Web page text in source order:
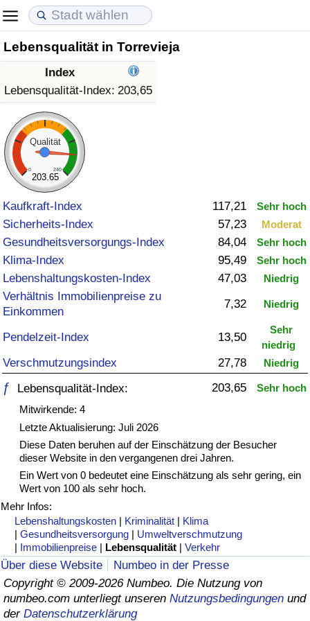
Lebensqualität in Torrevieja
Index
Lebensqualität-Index: 203,65
Qualität
0 240
203.65
Kaufkraft-Index 117,21 Sehr hoch
Sicherheits-Index 57,23 Moderat
Gesundheitsversorgungs-Index 84,04 Sehr hoch
Klima-Index 95,49 Sehr hoch
Lebenshaltungskosten-Index 47,03 Niedrig
Verhältnis Immobilienpreise zu
Einkommen
7,32 Niedrig
Pendelzeit-Index 13,50
Sehr
niedrig
Verschmutzungsindex 27,78 Niedrig
ƒ Lebensqualität-Index: 203,65
Sehr hoch
Mitwirkende: 4
Letzte Aktualisierung: Juli 2026
Diese Daten beruhen auf der Einschätzung der Besucher
dieser Website in den vergangenen drei Jahren.
Ein Wert von 0 bedeutet eine Einschätzung als sehr gering, ein
Wert von 100 als sehr hoch.
Mehr Infos:
Lebenshaltungskosten | Kriminalität | Klima
|Gesundheitsversorgung | Umweltverschmutzung
| Immobilienpreise | Lebensqualität |Verkehr
Über diese Website
Numbeo in der Presse
Copyright © 2009-2026 Numbeo. Die Nutzung von
numbeo.com unterliegt unseren Nutzungsbedingungen und
der Datenschutzerklärung
Lebenshaltungskosten
Lebenshaltungskosten-Index (aktuell)
Lebenshaltungskosten-Index
Lebenshaltungskosten-Index nach Land
in Akaba
Immobilienpreise
Immobilienpreis-Index (aktuell)
Immobilienpreis-Index
Immobilienpreis-Index nach Land
Lebensqualität
Lebensqualität-Index
Lebensqualität-Index (aktuell)
Lebensqualitätsindex nach Land
Kriminalität
Kriminalitäts-Index (aktuell)
Kriminalitäts-Index
Kriminalitätsindex nach Land
Gesundheitsversorgung
Gesundheitsversorgungs-Index (aktuell)
Gesundheitsversorgungs-Index
Gesundheitsversorgungs-Index nach Land
Umweltverschmutzung
Umweltverschmutzungs-Index (aktuell)
Verschmutzungsindex
Umweltverschmutzungs-Index nach Land
Verkehr